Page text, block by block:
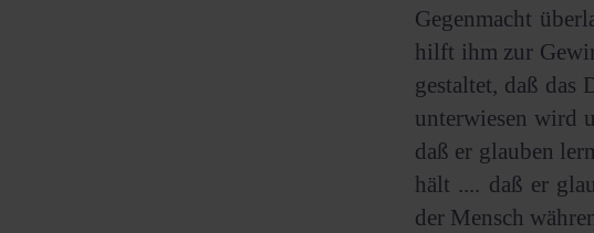
Gegenmacht
hilft ihm zur
gestaltet, daß das
unterwiesen wird
daß er glauben
hält .... daß er
der Mensch